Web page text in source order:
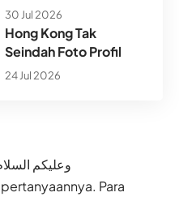
30 Jul 2026
Hong Kong Tak
Seindah Foto Profil
24 Jul 2026
وعليكم
Para